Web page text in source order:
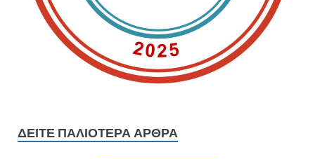
ΔΕΊΤΕ ΠΑΛΙΟΤΕΡΑ ΆΡΘΡΑ